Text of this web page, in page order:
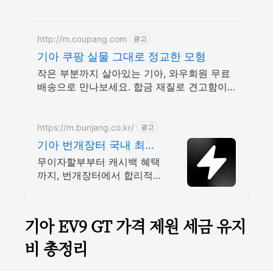
http://m.coupang.com 광고
기아 쿠팡 실물 그대로 정교한 모형
작은 부분까지 살아있는 기아, 와우회원 무료
배송으로 만나보세요. 합금 재질로 견고함이
https://m.bunjang.co.kr/ 광고
기아 번개장터 국내 최대
브랜드 중고거래
무이자할부부터 캐시백 혜택
까지, 번개장터에서 합리적으
다 상품 매일 10만 개 이상의
신규 상품 업로드
기아 EV9 GT 가격 제원 세금 유지
비 총정리